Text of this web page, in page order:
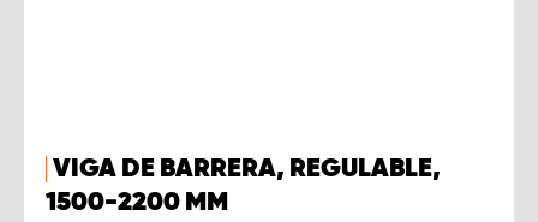
VIGA DE BARRERA, REGULABLE,
1500-2200 MM